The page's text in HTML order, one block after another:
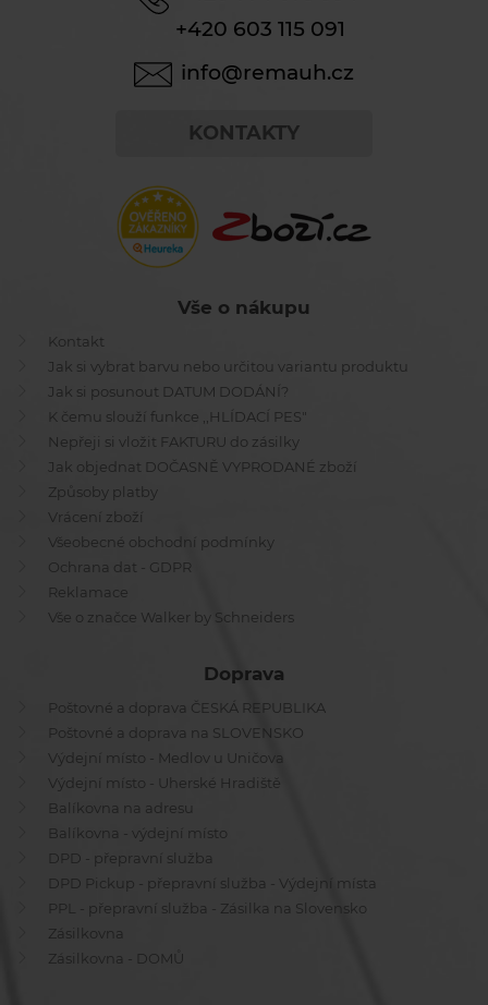
+420 603 115 091
info@remauh.cz
KONTAKTY
Vše o nákupu
Kontakt
Jak si vybrat barvu nebo určitou variantu produktu
Jak si posunout DATUM DODÁNÍ?
K čemu slouží funkce ,,HLÍDACÍ PES"
Nepřeji si vložit FAKTURU do zásilky
Jak objednat DOČASNĚ VYPRODANÉ zboží
Způsoby platby
Vrácení zboží
Všeobecné obchodní podmínky
Ochrana dat - GDPR
Reklamace
Vše o značce Walker by Schneiders
Doprava
Poštovné a doprava ČESKÁ REPUBLIKA
Poštovné a doprava na SLOVENSKO
Výdejní místo - Medlov u Uničova
Výdejní místo - Uherské Hradiště
Balíkovna na adresu
Balíkovna - výdejní místo
DPD - přepravní služba
DPD Pickup - přepravní služba - Výdejní místa
PPL - přepravní služba - Zásilka na Slovensko
Zásilkovna
Zásilkovna - DOMŮ